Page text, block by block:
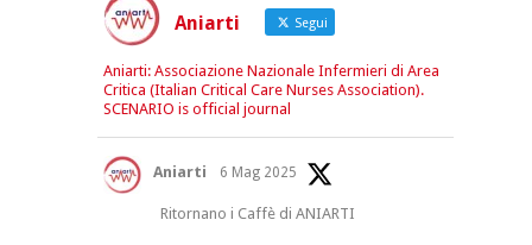
Aniarti Segui
Aniarti: Associazione Nazionale Infermieri di Area
Critica (Italian Critical Care Nurses Association).
SCENARIO is official journal
Aniarti 6 Mag 2025
Ritornano i Caffè di ANIARTI